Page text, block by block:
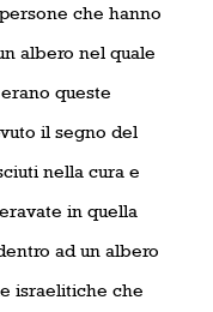
che hanno
albero nel quale
queste
il segno del
nella cura e
in quella
ad un albero
israelitiche che